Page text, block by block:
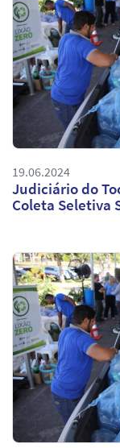
19.06.2024
Judiciário do
Coleta Seletiva